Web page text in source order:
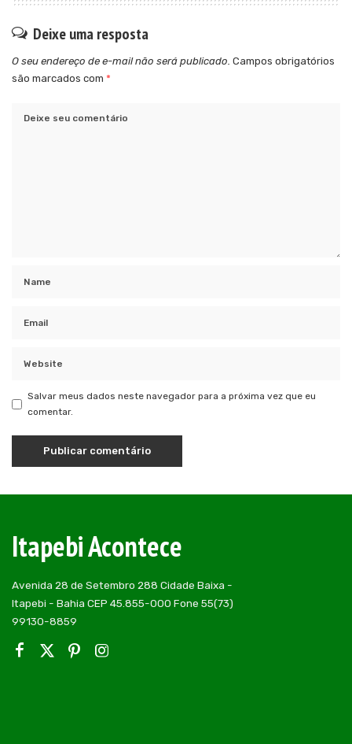
Deixe uma resposta
O seu endereço de e-mail não será publicado. Campos obrigatórios
são marcados com *
Salvar meus dados neste navegador para a próxima vez que eu
comentar.
Itapebi Acontece
Avenida 28 de Setembro 288 Cidade Baixa -
Itapebi - Bahia CEP 45.855-000 Fone 55(73)
99130-8859